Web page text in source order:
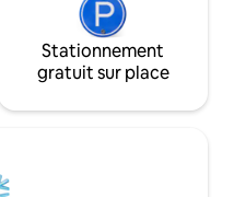
Stationnement
gratuit sur place